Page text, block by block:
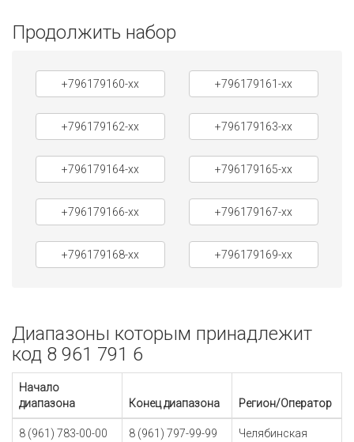
Продолжить набор
+796179160-xx +796179161-xx
+796179162-xx +796179163-xx
+796179164-xx +796179165-xx
+796179166-xx +796179167-xx
+796179168-xx +796179169-xx
Диапазоны которым принадлежит
код 8 961 791 6
Начало
диапазона
Конец диапазона Регион/Оператор
8 (961) 783-00-00 8 (961) 797-99-99
Челябинская